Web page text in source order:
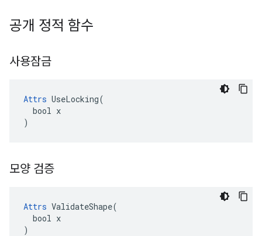
공개 정적 함수
사용잠금
Attrs UseLocking(
  bool x
)
모양 검증
Attrs ValidateShape(
  bool x
)